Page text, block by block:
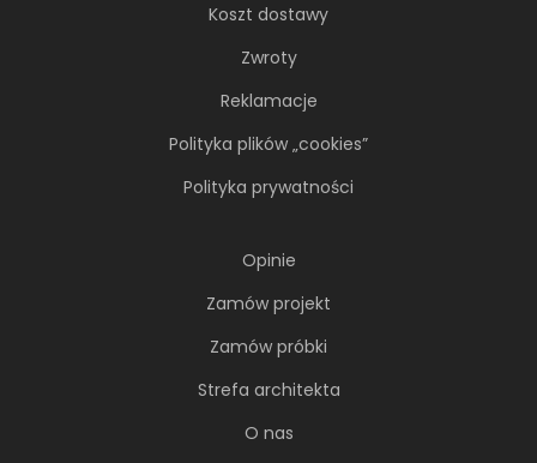
Koszt dostawy
Zwroty
Reklamacje
Polityka plików „cookies”
Polityka prywatności
Opinie
Zamów projekt
Zamów próbki
Strefa architekta
O nas